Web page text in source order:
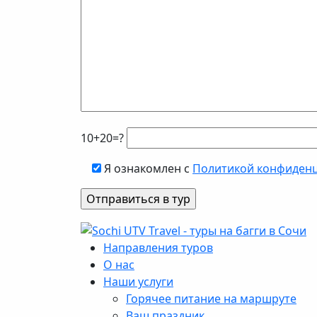
10+20=?
Я ознакомлен с Политикой
Направления туров
О нас
Наши услуги
Горячее питание на маршруте